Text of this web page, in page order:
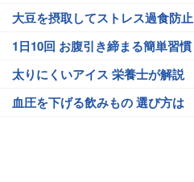
大豆を摂取してストレス過食防止
1日10回 お腹引き締まる簡単習慣
太りにくいアイス 栄養士が解説
血圧を下げる飲みもの 選び方は